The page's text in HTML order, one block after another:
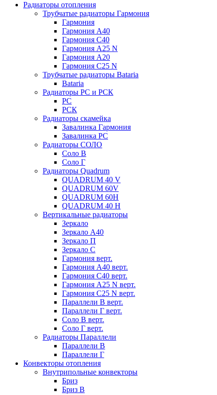
Радиаторы отопления
Трубчатые радиаторы Гармония
Гармония
Гармония А40
Гармония С40
Гармония А25 N
Гармония А20
Гармония С25 N
Трубчатые радиаторы Bataria
Bataria
Радиаторы РС и РСК
РС
РСК
Радиаторы скамейка
Завалинка Гармония
Завалинка РС
Радиаторы СОЛО
Соло В
Соло Г
Радиаторы Quadrum
QUADRUM 40 V
QUADRUM 60V
QUADRUM 60H
QUADRUM 40 H
Вертикальные радиаторы
Зеркало
Зеркало А40
Зеркало П
Зеркало С
Гармония верт.
Гармония А40 верт.
Гармония С40 верт.
Гармония А25 N верт.
Гармония С25 N верт.
Параллели В верт.
Параллели Г верт.
Соло В верт.
Соло Г верт.
Радиаторы Параллели
Параллели В
Параллели Г
Конвекторы отопления
Внутрипольные конвекторы
Бриз
Бриз В